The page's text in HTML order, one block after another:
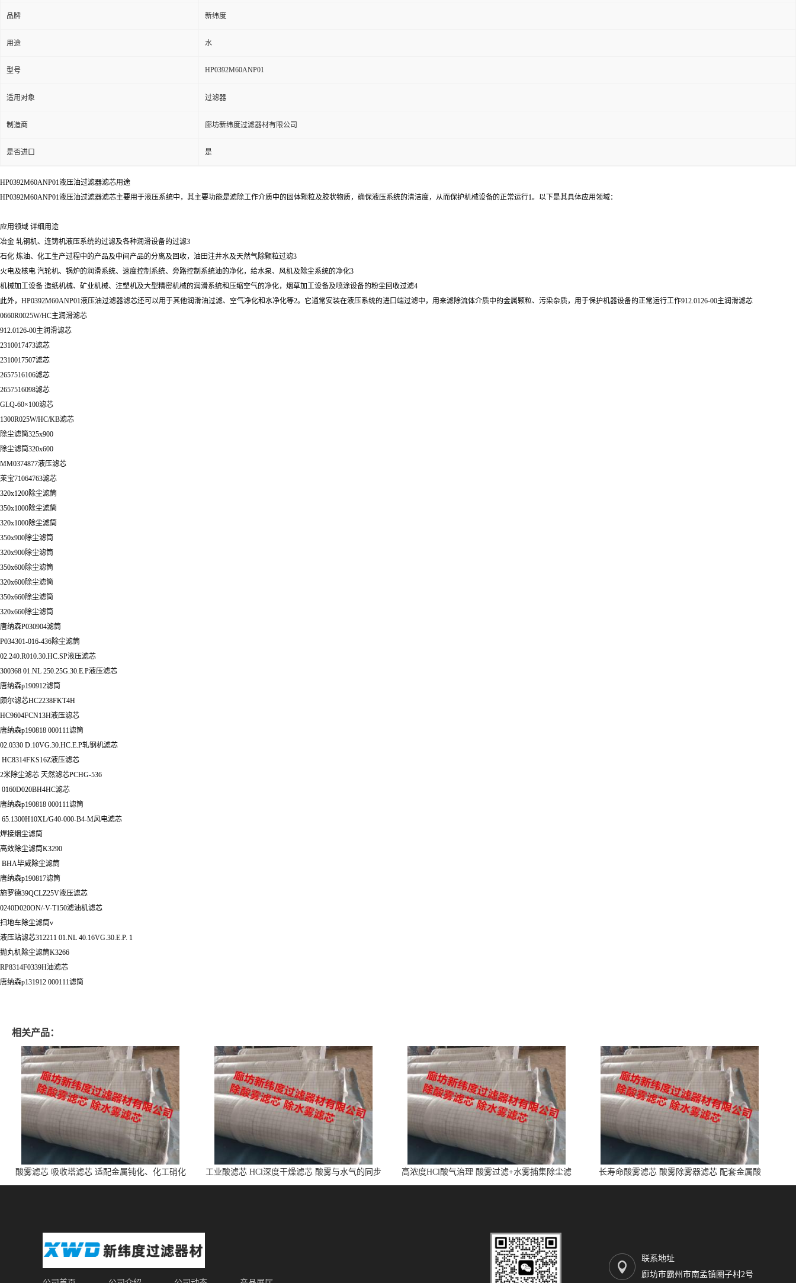
品牌 新纬度
用途 水
型号 HP0392M60ANP01
适用对象 过滤器
制造商 廊坊新纬度过滤器材有限公司
是否进口 是
HP0392M60ANP01液压油过滤器滤芯用途
HP0392M60ANP01液压油过滤器滤芯主要用于液压系统中，其主要功能是滤除工作介质中的固体颗粒及胶状物质，确保液压系统的清洁度，从而保护机械设备的正常运行1。以下是其具体应用领域：
应用领域 详细用途
冶金 轧钢机、连铸机液压系统的过滤及各种润滑设备的过滤3
石化 炼油、化工生产过程中的产品及中间产品的分离及回收，油田注井水及天然气除颗粒过滤3
火电及核电 汽轮机、锅炉的润滑系统、速度控制系统、旁路控制系统油的净化，给水泵、风机及除尘系统的净化3
机械加工设备 造纸机械、矿业机械、注塑机及大型精密机械的润滑系统和压缩空气的净化，烟草加工设备及喷涂设备的粉尘回收过滤4
此外，HP0392M60ANP01液压油过滤器滤芯还可以用于其他润滑油过滤、空气净化和水净化等2。它通常安装在液压系统的进口端过滤中，用来滤除流体介质中的金属颗粒、污染杂质，用于保护机器设备的正常运行工作912.0126-00主润滑滤芯
0660R0025W/HC主润滑滤芯
912.0126-00主润滑滤芯
2310017473滤芯
2310017507滤芯
2657516106滤芯
2657516098滤芯
GLQ-60×100滤芯
1300R025W/HC/KB滤芯
除尘滤筒325x900
除尘滤筒320x600
MM0374877液压滤芯
莱宝71064763滤芯
320x1200除尘滤筒
350x1000除尘滤筒
320x1000除尘滤筒
350x900除尘滤筒
320x900除尘滤筒
350x600除尘滤筒
320x600除尘滤筒
350x660除尘滤筒
320x660除尘滤筒
唐纳森P030904滤筒
P034301-016-436除尘滤筒
02.240.R010.30.HC.SP液压滤芯
300368 01.NL 250.25G.30.E.P液压滤芯
唐纳森p190912滤筒
颇尔滤芯HC2238FKT4H
HC9604FCN13H液压滤芯
唐纳森p190818 000111滤筒
02.0330 D.10VG.30.HC.E.P轧钢机滤芯
HC8314FKS16Z液压滤芯
2米除尘滤芯 天然滤芯PCHG-536
0160D020BH4HC滤芯
唐纳森p190818 000111滤筒
65.1300H10XL/G40-000-B4-M风电滤芯
焊接烟尘滤筒
高效除尘滤筒K3290
BHA毕威除尘滤筒
唐纳森p190817滤筒
施罗德39QCLZ25V液压滤芯
0240D020ON/-V-T150滤油机滤芯
扫地车除尘滤筒v
液压站滤芯312211 01.NL 40.16VG.30.E.P. 1
抛丸机除尘滤筒K3266
RP8314F0339H油滤芯
唐纳森p131912 000111滤筒
相关产品：
酸雾滤芯 吸收塔滤芯 适配金属钝化、化工硝化
的酸雾
工业酸滤芯 HCl深度干燥滤芯 酸雾与水气的同步
净化
高浓度HCl酸气治理 酸雾过滤+水雾捕集除尘滤
芯
长寿命酸雾滤芯 酸雾除雾器滤芯 配套金属酸
洗、电池制造业
联系地址
廊坊市霸州市南孟镇圈子村2号